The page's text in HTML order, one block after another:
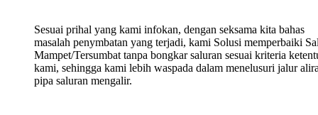
Sesuai prihal yang kami infokan, dengan seksama kita bahas
masalah penymbatan yang terjadi, kami Solusi memperbaiki
Mampet/Tersumbat tanpa bongkar saluran sesuai kriteria
kami, sehingga kami lebih waspada dalam menelusuri jalur
pipa saluran mengalir.